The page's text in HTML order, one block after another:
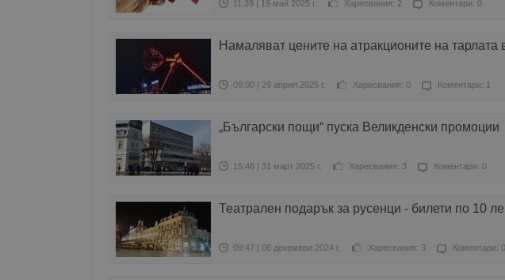
11:39 | 19 май 2025 г. Харесвания: 2 Коментари: 0
Намаляват цените на атракционите на тарлата
09:00 | 29 април 2025 г. Харесвания: 0 Коментари: 1
„Български пощи“ пуска Великденски промоции
15:46 | 31 март 2025 г. Харесвания: 3 Коментари: 0
Театрален подарък за русенци - билети по 10
09:47 | 06 декември 2024 г. Харесвания: 3 Коментари: 0